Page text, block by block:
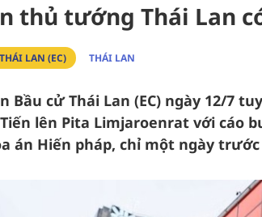
thủ tướng Thái Lan
LAN (EC) THÁI LAN
Bầu cử Thái Lan (EC) ngày 12/7
lên Pita Limjaroenrat với cáo
án Hiến pháp, chỉ một ngày